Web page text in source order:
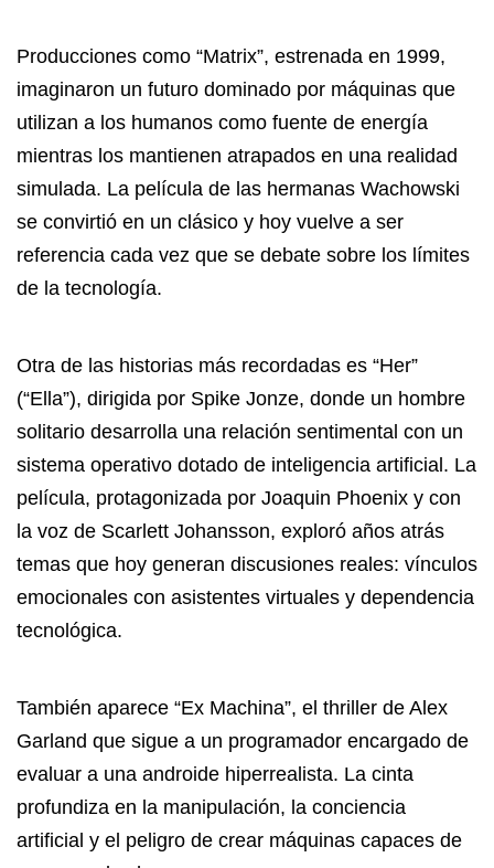
Producciones como “Matrix”, estrenada en 1999,
imaginaron un futuro dominado por máquinas que
utilizan a los humanos como fuente de energía
mientras los mantienen atrapados en una realidad
simulada. La película de las hermanas Wachowski
se convirtió en un clásico y hoy vuelve a ser
referencia cada vez que se debate sobre los límites
de la tecnología.
Otra de las historias más recordadas es “Her”
(“Ella”), dirigida por Spike Jonze, donde un hombre
solitario desarrolla una relación sentimental con un
sistema operativo dotado de inteligencia artificial. La
película, protagonizada por Joaquin Phoenix y con
la voz de Scarlett Johansson, exploró años atrás
temas que hoy generan discusiones reales: vínculos
emocionales con asistentes virtuales y dependencia
tecnológica.
También aparece “Ex Machina”, el thriller de Alex
Garland que sigue a un programador encargado de
evaluar a una androide hiperrealista. La cinta
profundiza en la manipulación, la conciencia
artificial y el peligro de crear máquinas capaces de